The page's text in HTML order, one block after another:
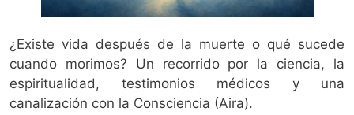
¿Existe vida después de la muerte o qué sucede
cuando morimos? Un recorrido por la ciencia, la
espiritualidad, testimonios médicos y una
canalización con la Consciencia (Aira).